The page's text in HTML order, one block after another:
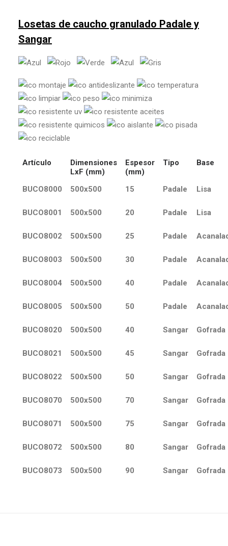
Losetas de caucho granulado Padale y
Sangar
Artículo
Dimensiones
LxF (mm)
Espesor
(mm)
Tipo Base
BUCO8000 500x500 15 Padale Lisa
BUCO8001 500x500 20 Padale Lisa
BUCO8002 500x500 25 Padale
BUCO8003 500x500 30 Padale
BUCO8004 500x500 40 Padale
BUCO8005 500x500 50 Padale
BUCO8020 500x500 40 Sangar Gofrada
BUCO8021 500x500 45 Sangar Gofrada
BUCO8022 500x500 50 Sangar Gofrada
BUCO8070 500x500 70 Sangar Gofrada
BUCO8071 500x500 75 Sangar Gofrada
BUCO8072 500x500 80 Sangar Gofrada
BUCO8073 500x500 90 Sangar Gofrada